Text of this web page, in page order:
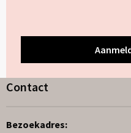
Contact
Bezoekadres: